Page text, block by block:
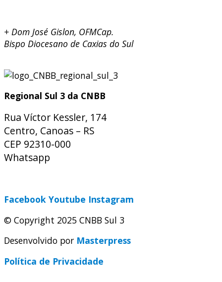
+ Dom José Gislon, OFMCap.
Bispo Diocesano de Caxias do Sul
Regional Sul 3 da CNBB
Rua Víctor Kessler, 174
Centro, Canoas – RS
CEP 92310-000
Whatsapp
Facebook Youtube Instagram
© Copyright 2025 CNBB Sul 3
Desenvolvido por Masterpress
Política de Privacidade